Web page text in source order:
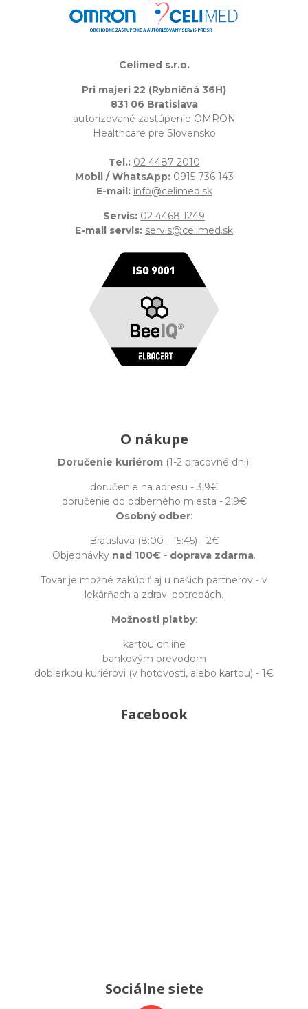
Celimed s.r.o.
Pri majeri 22 (Rybničná 36H)
831 06 Bratislava
autorizované zastúpenie OMRON
Healthcare pre Slovensko
Tel.: 02 4487 2010
Mobil / WhatsApp: 0915 736 143
E-mail: info@celimed.sk
Servis: 02 4468 1249
E-mail servis: servis@celimed.sk
O nákupe
Doručenie kuriérom(1-2 pracovné dni):
doručenie na adresu - 3,9€
doručenie do odberného miesta - 2,9€
Osobný odber:
Bratislava (8:00 - 15:45) - 2€
Objednávky nad 100€ - doprava zdarma.
Tovar je možné zakúpiť aj u našich partnerov - v
lekárňach a zdrav. potrebách.
Možnosti platby:
kartou online
bankovým prevodom
dobierkou kuriérovi (v hotovosti, alebo kartou) - 1€
Facebook
Sociálne siete